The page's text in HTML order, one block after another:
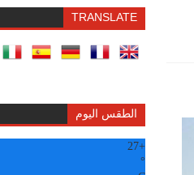
TRANSLATE
الطقس اليوم
+
27
°